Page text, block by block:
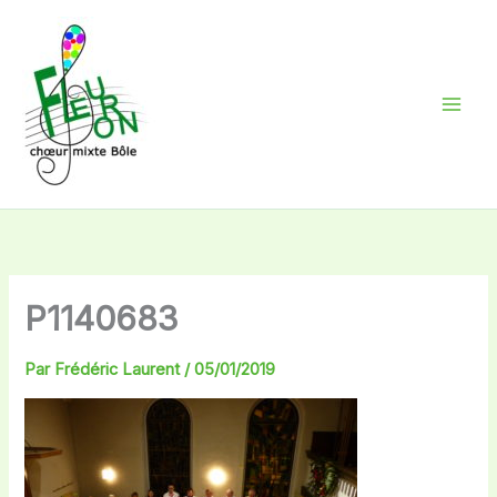
contenu
P1140683
Par Frédéric Laurent /05/01/2019